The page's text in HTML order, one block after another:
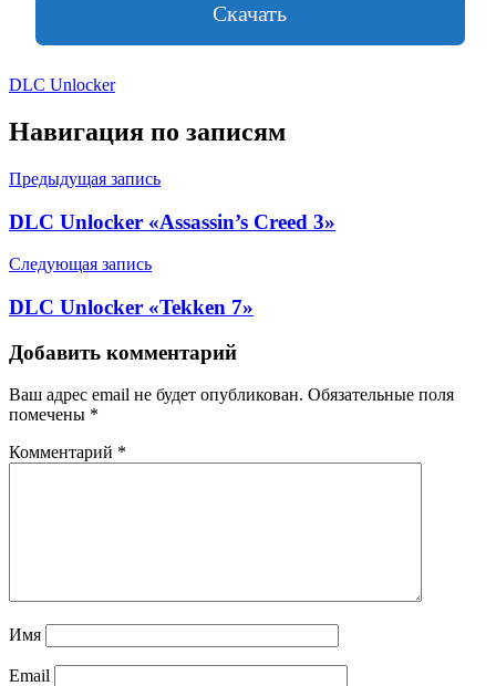
Скачать
DLC Unlocker
Навигация по записям
Предыдущая запись
DLC Unlocker «Assassin’s Creed 3»
Следующая запись
DLC Unlocker «Tekken 7»
Добавить комментарий
Ваш адрес email не будет опубликован. Обязательные поля
помечены *
Комментарий *
Имя
Email